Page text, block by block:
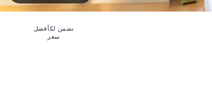
نضمن لكأفضل
سعر